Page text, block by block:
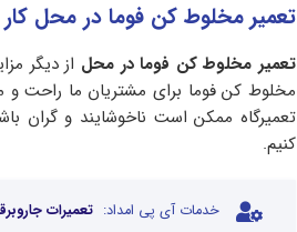
تعمیر مخلوط کن فوما در محل کار
تعمیر مخلوط کن فوما در محل از دیگر
مخلوط کن فوما برای مشتریان ما راحت
تعمیرگاه ممکن است ناخوشایند و گران
کنیم.
خدمات آی پی امداد: تعمیرات